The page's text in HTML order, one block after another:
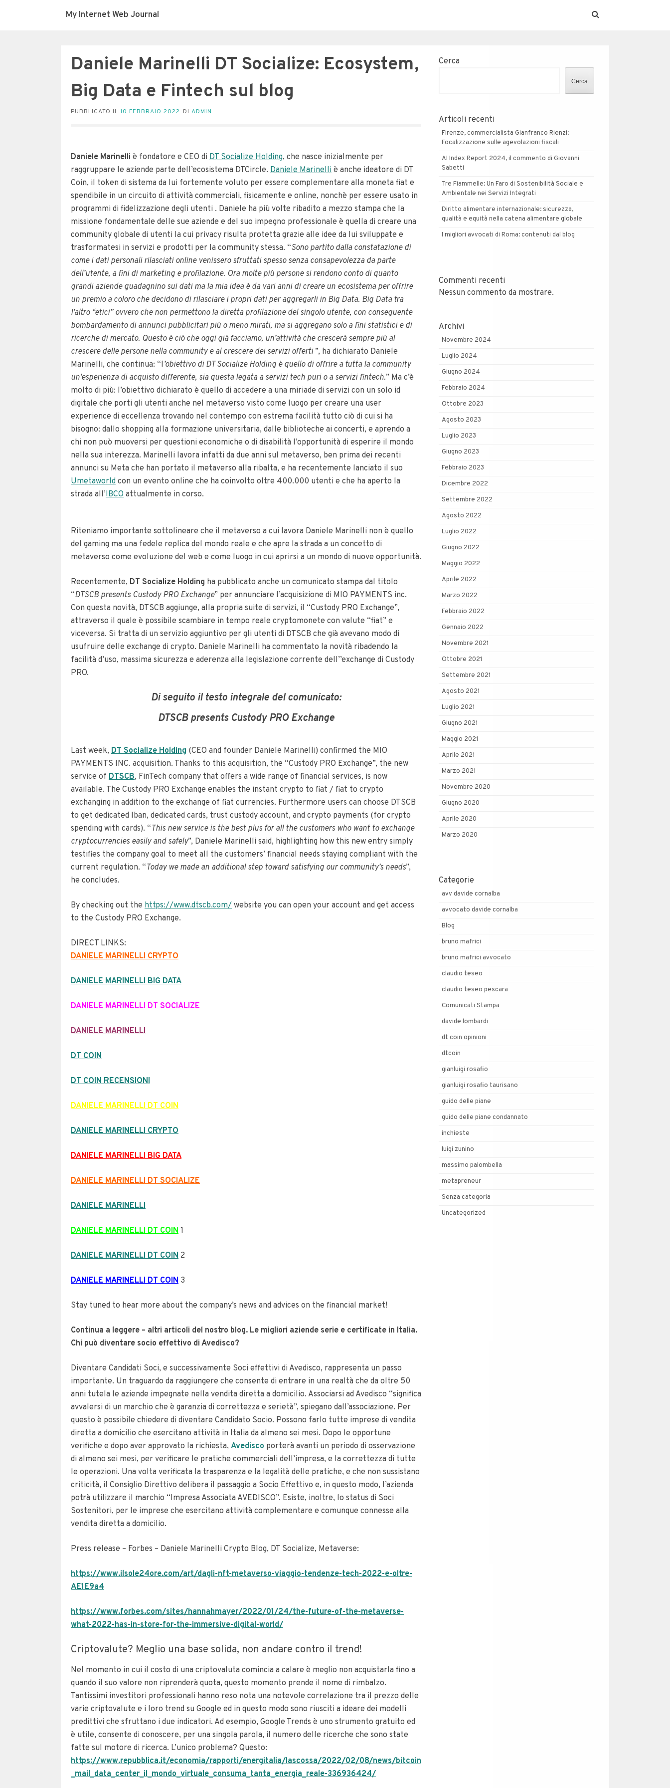
My Internet Web Journal
Daniele Marinelli DT Socialize: Ecosystem,
Big Data e Fintech sul blog
PUBBLICATO IL 10 FEBBRAIO 2022 DI ADMIN
Daniele Marinelli è fondatore e CEO di DT Socialize Holding, che nasce inizialmente per
raggruppare le aziende parte dell’ecosistema DTCircle. Daniele Marinelli è anche ideatore di DT
Coin, il token di sistema da lui fortemente voluto per essere complementare alla moneta fiat e
spendibile in un circuito di attività commerciali, fisicamente e online, nonchè per essere usato in
programmi di fidelizzazione degli utenti . Daniele ha più volte ribadito a mezzo stampa che la
missione fondamentale delle sue aziende e del suo impegno professionale è quella di creare una
community globale di utenti la cui privacy risulta protetta grazie alle idee da lui sviluppate e
trasformatesi in servizi e prodotti per la community stessa. “Sono partito dalla constatazione di
come i dati personali rilasciati online venissero sfruttati spesso senza consapevolezza da parte
dell’utente, a fini di marketing e profilazione. Ora molte più persone si rendono conto di quanto
grandi aziende guadagnino sui dati ma la mia idea è da vari anni di creare un ecosistema per offrire
un premio a coloro che decidono di rilasciare i propri dati per aggregarli in Big Data. Big Data tra
l’altro “etici” ovvero che non permettono la diretta profilazione del singolo utente, con conseguente
bombardamento di annunci pubblicitari più o meno mirati, ma si aggregano solo a fini statistici e di
ricerche di mercato. Questo è ciò che oggi già facciamo, un’attività che crescerà sempre più al
crescere delle persone nella community e al crescere dei servizi offerti ”, ha dichiarato Daniele
Marinelli, che continua: “l ’obiettivo di DT Socialize Holding è quello di offrire a tutta la community
un’esperienza di acquisto differente, sia questa legata a servizi tech puri o a servizi fintech.” Ma c’è
molto di più: l’obiettivo dichiarato è quello di accedere a una miriade di servizi con un solo id
digitale che porti gli utenti anche nel metaverso visto come luogo per creare una user
experience di eccellenza trovando nel contempo con estrema facilità tutto ciò di cui si ha
bisogno: dallo shopping alla formazione universitaria, dalle biblioteche ai concerti, e aprendo a
chi non può muoversi per questioni economiche o di disabilità l’opportunità di esperire il mondo
nella sua interezza. Marinelli lavora infatti da due anni sul metaverso, ben prima dei recenti
annunci su Meta che han portato il metaverso alla ribalta, e ha recentemente lanciato il suo
Umetaworld con un evento online che ha coinvolto oltre 400.000 utenti e che ha aperto la
strada all’IBCO attualmente in corso.
Riteniamo importante sottolineare che il metaverso a cui lavora Daniele Marinelli non è quello
del gaming ma una fedele replica del mondo reale e che apre la strada a un concetto di
metaverso come evoluzione del web e come luogo in cui aprirsi a un mondo di nuove opportunità.
Recentemente, DT Socialize Holding ha pubblicato anche un comunicato stampa dal titolo
“DTSCB presents Custody PRO Exchange” per annunciare l’acquisizione di MIO PAYMENTS inc.
Con questa novità, DTSCB aggiunge, alla propria suite di servizi, il “Custody PRO Exchange”,
attraverso il quale è possibile scambiare in tempo reale cryptomonete con valute “fiat” e
viceversa. Si tratta di un servizio aggiuntivo per gli utenti di DTSCB che già avevano modo di
usufruire delle exchange di crypto. Daniele Marinelli ha commentato la novità ribadendo la
facilità d’uso, massima sicurezza e aderenza alla legislazione corrente dell’’exchange di Custody
PRO.
Di seguito il testo integrale del comunicato:
DTSCB presents Custody PRO Exchange
Last week, DT Socialize Holding (CEO and founder Daniele Marinelli) confirmed the MIO
PAYMENTS INC. acquisition. Thanks to this acquisition, the “Custody PRO Exchange”, the new
service of DTSCB, FinTech company that offers a wide range of financial services, is now
available. The Custody PRO Exchange enables the instant crypto to fiat / fiat to crypto
exchanging in addition to the exchange of fiat currencies. Furthermore users can choose DTSCB
to get dedicated Iban, dedicated cards, trust custody account, and crypto payments (for crypto
spending with cards). “This new service is the best plus for all the customers who want to exchange
cryptocurrencies easily and safely”, Daniele Marinelli said, highlighting how this new entry simply
testifies the company goal to meet all the customers’ financial needs staying compliant with the
current regulation. “Today we made an additional step toward satisfying our community’s needs”,
he concludes.
By checking out the https://www.dtscb.com/ website you can open your account and get access
to the Custody PRO Exchange.
DIRECT LINKS:
DANIELE MARINELLI CRYPTO
DANIELE MARINELLI BIG DATA
DANIELE MARINELLI DT SOCIALIZE
DANIELE MARINELLI
DT COIN
DT COIN RECENSIONI
DANIELE MARINELLI DT COIN
DANIELE MARINELLI CRYPTO
DANIELE MARINELLI BIG DATA
DANIELE MARINELLI DT SOCIALIZE
DANIELE MARINELLI
DANIELE MARINELLI DT COIN 1
DANIELE MARINELLI DT COIN 2
DANIELE MARINELLI DT COIN 3
Stay tuned to hear more about the company’s news and advices on the financial market!
Continua a leggere – altri articoli del nostro blog. Le migliori aziende serie e certificate in Italia.
Chi può diventare socio effettivo di Avedisco?
Diventare Candidati Soci, e successivamente Soci effettivi di Avedisco, rappresenta un passo
importante. Un traguardo da raggiungere che consente di entrare in una realtà che da oltre 50
anni tutela le aziende impegnate nella vendita diretta a domicilio. Associarsi ad Avedisco “significa
avvalersi di un marchio che è garanzia di correttezza e serietà”, spiegano dall’associazione. Per
questo è possibile chiedere di diventare Candidato Socio. Possono farlo tutte imprese di vendita
diretta a domicilio che esercitano attività in Italia da almeno sei mesi. Dopo le opportune
verifiche e dopo aver approvato la richiesta, Avedisco porterà avanti un periodo di osservazione
di almeno sei mesi, per verificare le pratiche commerciali dell’impresa, e la correttezza di tutte
le operazioni. Una volta verificata la trasparenza e la legalità delle pratiche, e che non sussistano
criticità, il Consiglio Direttivo delibera il passaggio a Socio Effettivo e, in questo modo, l’azienda
potrà utilizzare il marchio “Impresa Associata AVEDISCO”. Esiste, inoltre, lo status di Soci
Sostenitori, per le imprese che esercitano attività complementare e comunque connesse alla
vendita diretta a domicilio.
Press release – Forbes – Daniele Marinelli Crypto Blog, DT Socialize, Metaverse:
https://www.ilsole24ore.com/art/dagli-nft-metaverso-viaggio-tendenze-tech-2022-e-oltre-
AE1E9a4
https://www.forbes.com/sites/hannahmayer/2022/01/24/the-future-of-the-metaverse-
what-2022-has-in-store-for-the-immersive-digital-world/
Criptovalute? Meglio una base solida, non andare contro il trend!
Nel momento in cui il costo di una criptovaluta comincia a calare è meglio non acquistarla fino a
quando il suo valore non riprenderà quota, questo momento prende il nome di rimbalzo.
Tantissimi investitori professionali hanno reso nota una notevole correlazione tra il prezzo delle
varie criptovalute e i loro trend su Google ed in questo modo sono riusciti a ideare dei modelli
predittivi che sfruttano i due indicatori. Ad esempio, Google Trends è uno strumento gratuito ed
è utile, consente di conoscere, per una singola parola, il numero delle ricerche che sono state
fatte sul motore di ricerca. L’unico problema? Questo:
https://www.repubblica.it/economia/rapporti/energitalia/lascossa/2022/02/08/news/bitcoin
_mail_data_center_il_mondo_virtuale_consuma_tanta_energia_reale-336936424/
Cerca
Cerca
Articoli recenti
Firenze, commercialista Gianfranco Rienzi:
Focalizzazione sulle agevolazioni fiscali
AI Index Report 2024, il commento di Giovanni
Sabetti
Tre Fiammelle: Un Faro di Sostenibilità Sociale e
Ambientale nei Servizi Integrati
Diritto alimentare internazionale: sicurezza,
qualità e equità nella catena alimentare globale
I migliori avvocati di Roma: contenuti dal blog
Commenti recenti
Nessun commento da mostrare.
Archivi
Novembre 2024
Luglio 2024
Giugno 2024
Febbraio 2024
Ottobre 2023
Agosto 2023
Luglio 2023
Giugno 2023
Febbraio 2023
Dicembre 2022
Settembre 2022
Agosto 2022
Luglio 2022
Giugno 2022
Maggio 2022
Aprile 2022
Marzo 2022
Febbraio 2022
Gennaio 2022
Novembre 2021
Ottobre 2021
Settembre 2021
Agosto 2021
Luglio 2021
Giugno 2021
Maggio 2021
Aprile 2021
Marzo 2021
Novembre 2020
Giugno 2020
Aprile 2020
Marzo 2020
Categorie
avv davide cornalba
avvocato davide cornalba
Blog
bruno mafrici
bruno mafrici avvocato
claudio teseo
claudio teseo pescara
Comunicati Stampa
davide lombardi
dt coin opinioni
dtcoin
gianluigi rosafio
gianluigi rosafio taurisano
guido delle piane
guido delle piane condannato
inchieste
luigi zunino
massimo palombella
metapreneur
Senza categoria
Uncategorized